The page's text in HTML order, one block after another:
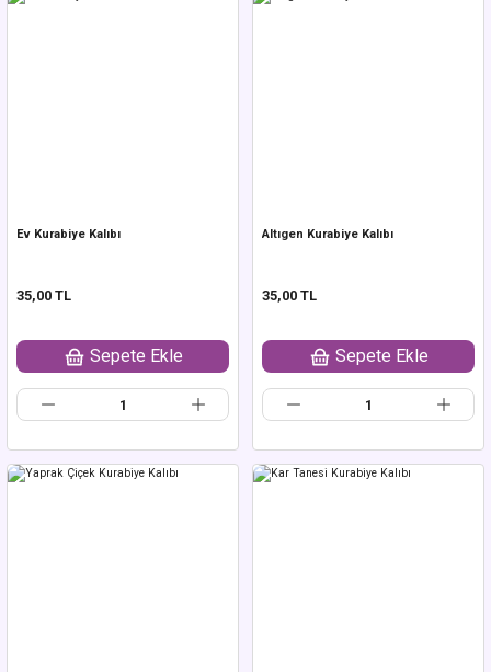
Ev Kurabiye Kalıbı
35,00 TL
Sepete Ekle
Altıgen Kurabiye Kalıbı
35,00 TL
Sepete Ekle